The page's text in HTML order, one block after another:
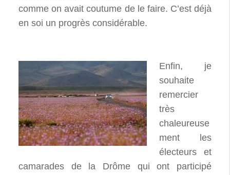
comme on avait coutume de le faire. C’est déjà
en soi un progrès considérable.
Enfin, je
souhaite
remercier
très
chaleureuse
ment les
électeurs et
camarades de la Drôme qui ont participé